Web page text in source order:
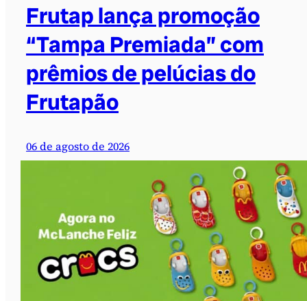
Frutap lança promoção
“Tampa Premiada” com
prêmios de pelúcias do
Frutapão
06 de agosto de 2026